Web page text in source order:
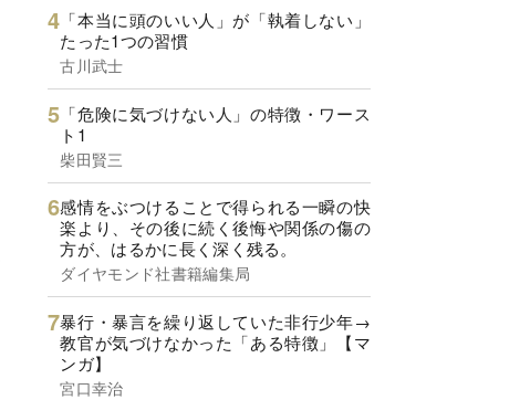
「本当に頭のいい人」が「執着しない」
たった1つの習慣
古川武士
「危険に気づけない人」の特徴・ワース
ト1
柴田賢三
感情をぶつけることで得られる一瞬の快
楽より、その後に続く後悔や関係の傷の
方が、はるかに長く深く残る。
ダイヤモンド社書籍編集局
暴行・暴言を繰り返していた非行少年→
教官が気づけなかった「ある特徴」【マ
ンガ】
宮口幸治